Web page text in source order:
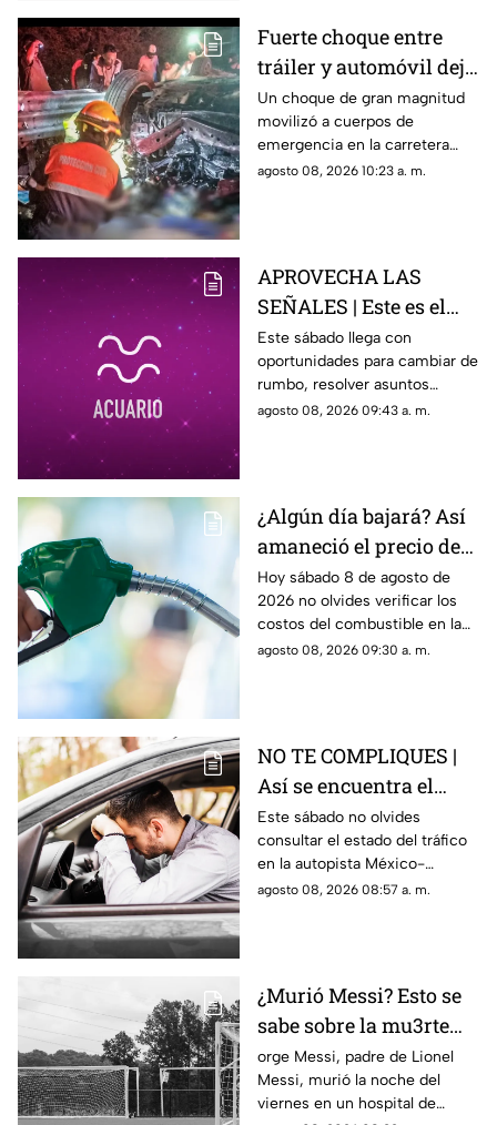
Fuerte choque entre
tráiler y automóvil deja
un auto destrozado y
víctimas m0rt4les en la
Irapuato Salamanca
Un choque de gran magnitud
movilizó a cuerpos de
emergencia en la carretera
Irapuato-Salamanca, donde
agosto 08, 2026 10:23 a. m.
APROVECHA LAS
SEÑALES | Este es el
horóscopo de hoy
sábado 8 de agosto
Este sábado llega con
oportunidades para cambiar de
rumbo, resolver asuntos
pendientes y prestar atención
agosto 08, 2026 09:43 a. m.
¿Algún día bajará? Así
amaneció el precio de
la gasolina HOY en
Querétaro
Hoy sábado 8 de agosto de
2026 no olvides verificar los
costos del combustible en la
entidad queretana
agosto 08, 2026 09:30 a. m.
NO TE COMPLIQUES |
Así se encuentra el
tráfico HOY en la
autopista México
Querétaro
Este sábado no olvides
consultar el estado del tráfico
en la autopista México-
Querétaro.
agosto 08, 2026 08:57 a. m.
¿Murió Messi? Esto se
sabe sobre la mu3rte
del argentino
orge Messi, padre de Lionel
Messi, murió la noche del
viernes en un hospital de